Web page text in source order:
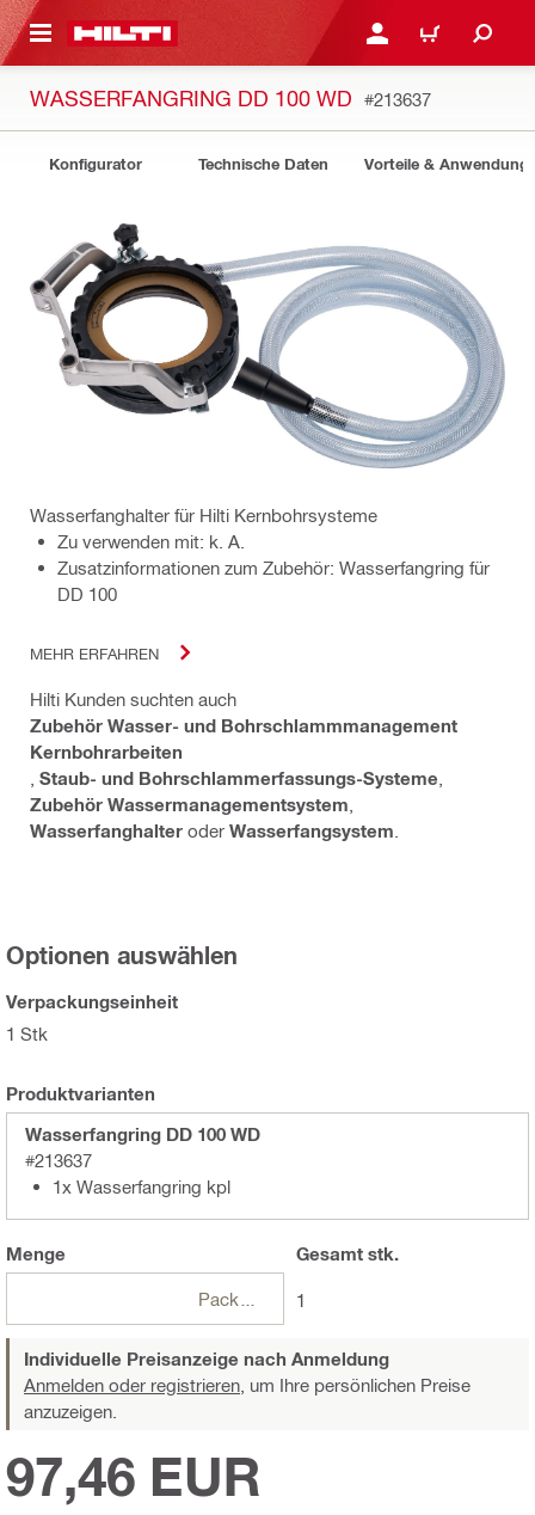
ANMELDEN ODER
WARENKORB
WASSERFANGRING DD 100 WD #213637
Konfigurator Technische Daten Vorteile &
Wasserfanghalter für Hilti Kernbohrsysteme
Zu verwenden mit: k. A.
Zusatzinformationen zum Zubehör: Wasserfangring für
DD 100
MEHR ERFAHREN
Hilti Kunden suchten auch
Zubehör Wasser- und Bohrschlammmanagement
Kernbohrarbeiten
Staub- und Bohrschlammerfassungs-Systeme
Zubehör Wassermanagementsystem
Wasserfanghalter oder Wasserfangsystem
Optionen auswählen
Verpackungseinheit
1 Stk
Produktvarianten
Wasserfangring DD 100 WD
#213637
1x Wasserfangring kpl
Menge
Packungen
Gesamtstk.
1
Individuelle Preisanzeige nach Anmeldung
Anmelden oder registrieren, um Ihre persönlichen Preise
anzuzeigen.
97,46 EUR